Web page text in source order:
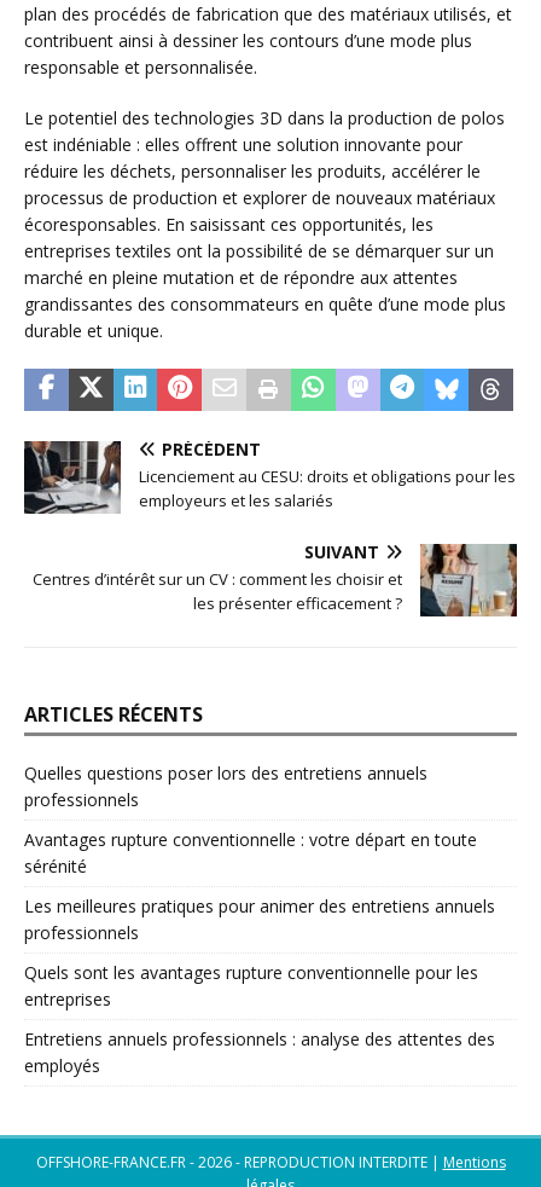
plan des procédés de fabrication que des matériaux utilisés, et
contribuent ainsi à dessiner les contours d’une mode plus
responsable et personnalisée.
Le potentiel des technologies 3D dans la production de polos
est indéniable : elles offrent une solution innovante pour
réduire les déchets, personnaliser les produits, accélérer le
processus de production et explorer de nouveaux matériaux
écoresponsables. En saisissant ces opportunités, les
entreprises textiles ont la possibilité de se démarquer sur un
marché en pleine mutation et de répondre aux attentes
grandissantes des consommateurs en quête d’une mode plus
durable et unique.
PRÉCÉDENT
Licenciement au CESU: droits et obligations pour les
employeurs et les salariés
SUIVANT
Centres d’intérêt sur un CV : comment les choisir et
les présenter efficacement ?
ARTICLES RÉCENTS
Quelles questions poser lors des entretiens annuels
professionnels
Avantages rupture conventionnelle : votre départ en toute
sérénité
Les meilleures pratiques pour animer des entretiens annuels
professionnels
Quels sont les avantages rupture conventionnelle pour les
entreprises
Entretiens annuels professionnels : analyse des attentes des
employés
OFFSHORE-FRANCE.FR - 2026 - REPRODUCTION INTERDITE | Mentions